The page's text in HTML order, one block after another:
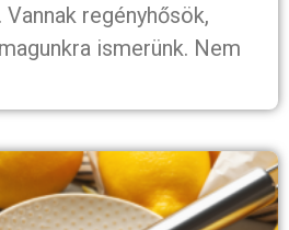
regényhősök,
ismerünk. Nem